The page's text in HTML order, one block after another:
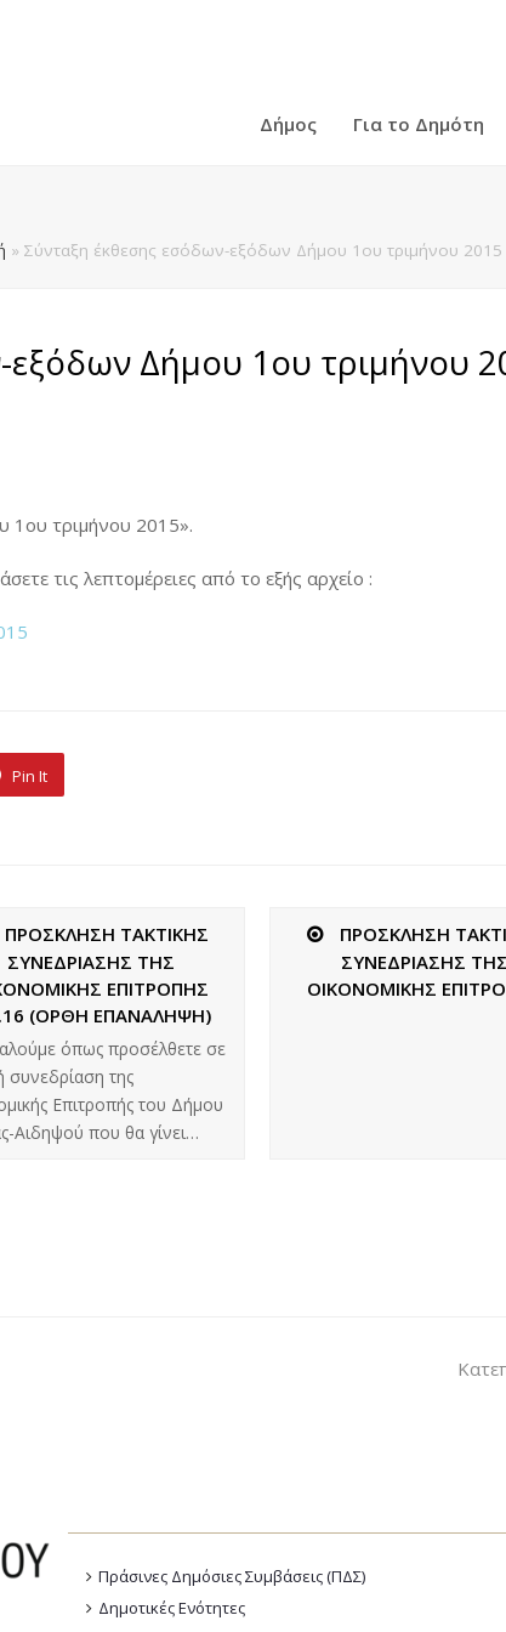
Δήμος Για το Δημότη
» Σύνταξη έκθεσης εσόδων-εξόδων Δήμου 1ου τριμήνου 2015
Δήμου 1ου τριμήνου
1ου τριμήνου 2015».
τις λεπτομέρειες από το εξής αρχείο :
Pin It
ΠΡΟΣΚΛΗΣΗ ΤΑΚΤΙΚΗΣ
ΣΥΝΕΔΡΙΑΣΗΣ ΤΗΣ
ΕΠΙΤΡΟΠΗΣ
(ΟΡΘΗ ΕΠΑΝΑΛΗΨΗ)
όπως προσέλθετε σε
συνεδρίαση της
Επιτροπής του Δήμου
Αιδηψού που θα γίνει…
ΠΡΟΣΚΛΗΣΗ
ΣΥΝΕΔΡΙΑΣΗΣ ΤΗΣ
ΟΙΚΟΝΟΜΙΚΗΣ
Πράσινες Δημόσιες Συμβάσεις (ΠΔΣ)
Δημοτικές Ενότητες